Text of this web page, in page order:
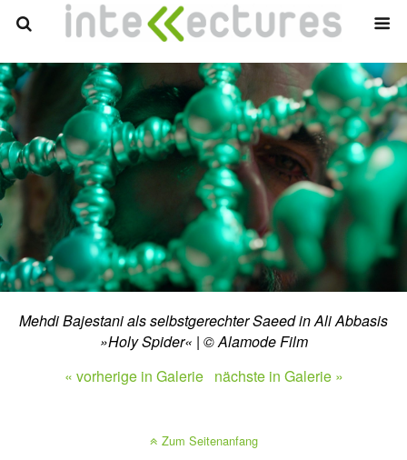
Mehdi Bajestani als selbstgerechter Saeed in Ali Abbasis
»Holy Spider« | © Alamode Film
« vorherige in Galerie nächste in Galerie »
Zum Seitenanfang